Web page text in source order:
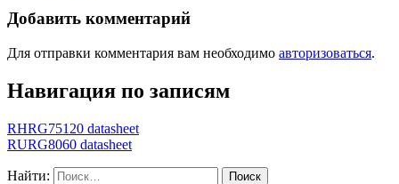
Добавить комментарий
Для отправки комментария вам необходимо авторизоваться.
Навигация по записям
RHRG75120 datasheet
RURG8060 datasheet
Найти: